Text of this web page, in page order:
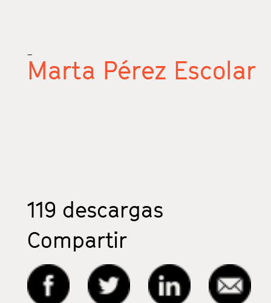
_
Marta Pérez Escolar
119 descargas
Compartir